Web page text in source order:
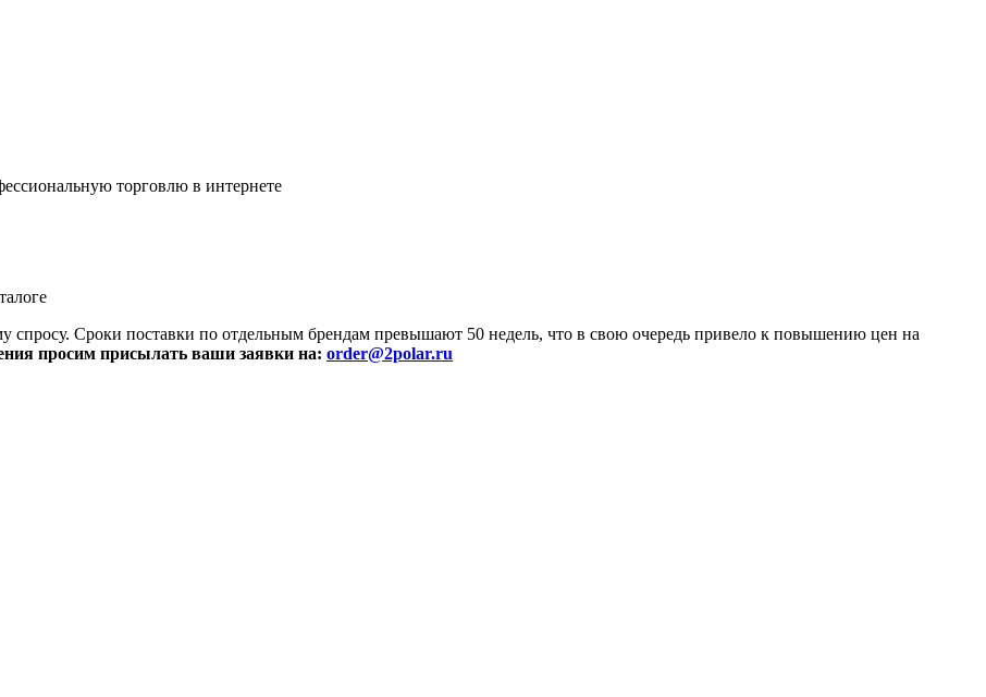
торговлю в интернете
Сроки поставки по отдельным брендам превышают 50 недель, что в свою очередь привело к повышению цен на
просим присылать ваши заявки на: order@2polar.ru